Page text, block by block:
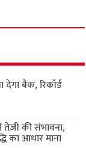
बैंक, रिकॉर्ड
की संभावना,
का आधार माना